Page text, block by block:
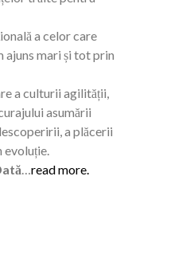
a celor care
ajuns mari și tot prin
a culturii agilității,
asumării
a plăcerii
evoluție.
…read more.